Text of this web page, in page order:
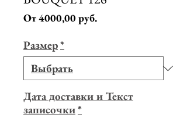
От4000,00 руб.Спеццена
Размер*
Дата доставки и Текст
записочки*